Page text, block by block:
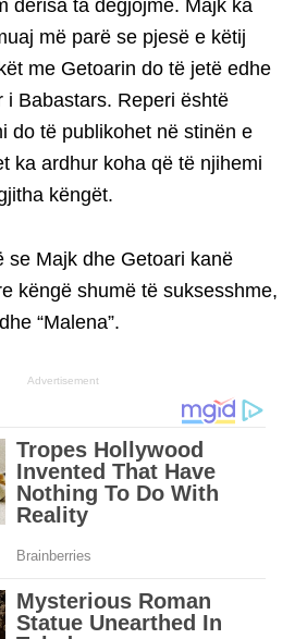
derisa ta dëgjojmë. Majk ka
më parë se pjesë e këtij
me Getoarin do të jetë edhe
i Babastars. Reperi është
do të publikohet në stinën e
ka ardhur koha që të njihemi
këngët.
se Majk dhe Getoari kanë
këngë shumë të suksesshme,
“Malena”.
Advertisement